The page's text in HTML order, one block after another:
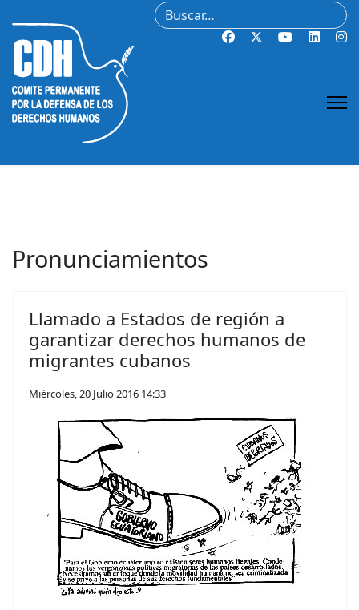
Buscar
Pronunciamientos
Llamado a Estados de región a
garantizar derechos humanos de
migrantes cubanos
Miércoles, 20 Julio 2016 14:33